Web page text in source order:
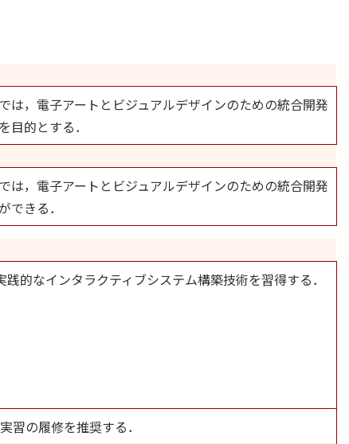
，電子アートとビジュアルデザインのための統合開発
的とする．
，電子アートとビジュアルデザインのための統合開発
きる．
的なインタラクティブシステム構築技術を習得する．
の履修を推奨する．